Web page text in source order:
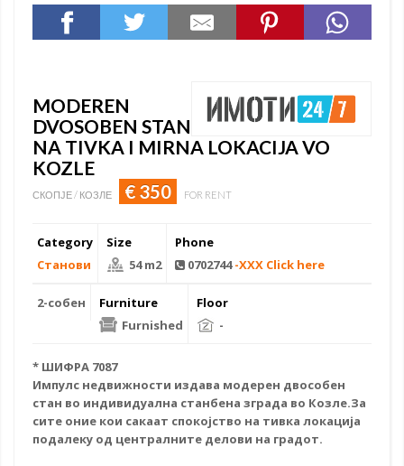
MODEREN
DVOSOBEN STAN
NA TIVKA I MIRNA LOKACIJA VO
KOZLE
СКОПЈЕ / КОЗЛЕ € 350 FOR RENT
Category
Станови
Size
54 m2
Phone
0702744-XXX Click here
2-собен
Furniture
Furnished
Floor
-
* ШИФРА 7087
Импулс недвижности издава модерен двособен
стан во индивидуална станбена зграда во Козле.За
сите оние кои сакаат спокојство на тивка локација
подалеку од централните делови на градот.